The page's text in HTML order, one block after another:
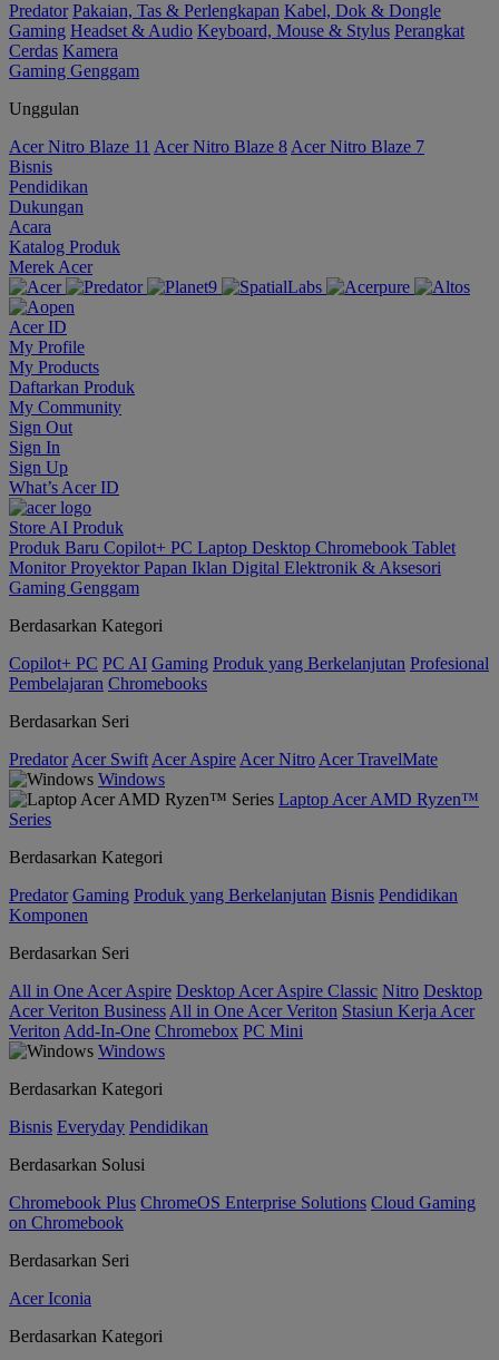
Predator Pakaian, Tas & Perlengkapan Kabel, Dok & Dongle
Gaming Headset & Audio Keyboard, Mouse & Stylus Perangkat
Cerdas Kamera
Gaming Genggam
Unggulan
Acer Nitro Blaze 11 Acer Nitro Blaze 8 Acer Nitro Blaze 7
Bisnis
Pendidikan
Dukungan
Acara
Katalog Produk
Merek Acer
Acer ID
My Profile
My Products
Daftarkan Produk
My Community
Sign Out
Sign In
Sign Up
What’s Acer ID
Store AI Produk
Produk Baru Copilot+ PC Laptop Desktop Chromebook Tablet
MonitorProyektorPapan Iklan Digital Elektronik & Aksesori
Gaming Genggam
Berdasarkan Kategori
Copilot+ PC PC AI Gaming Produk yang Berkelanjutan Profesional
Pembelajaran Chromebooks
Berdasarkan Seri
Predator Acer Swift Acer Aspire Acer Nitro Acer TravelMate
Windows
Laptop Acer AMD Ryzen™
Series
Berdasarkan Kategori
Predator Gaming Produk yang Berkelanjutan Bisnis Pendidikan
Komponen
Berdasarkan Seri
All in One Acer Aspire Desktop Acer Aspire Classic Nitro Desktop
Acer Veriton Business All in One Acer Veriton Stasiun Kerja Acer
Veriton Add-In-One Chromebox PC Mini
Windows
Berdasarkan Kategori
Bisnis Everyday Pendidikan
Berdasarkan Solusi
Chromebook Plus ChromeOS Enterprise Solutions Cloud Gaming
on Chromebook
Berdasarkan Seri
Acer Iconia
Berdasarkan Kategori